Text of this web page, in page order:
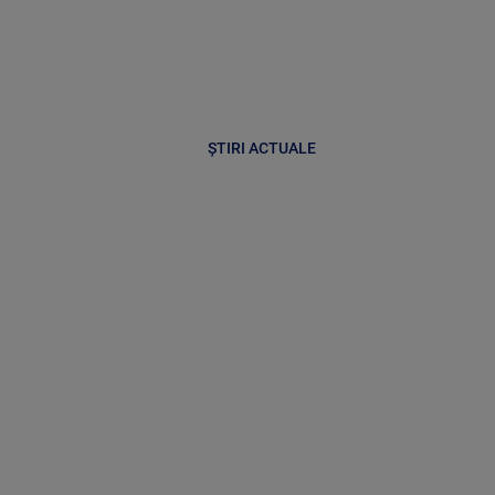
ȘTIRI ACTUALE